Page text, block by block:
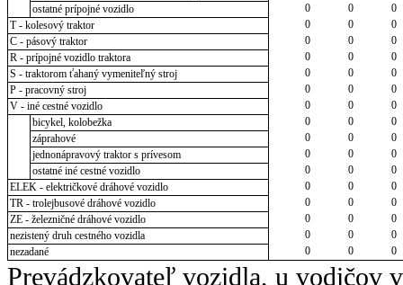
ostatné prípojné vozidlo
0 0
0
T - kolesový traktor
0 0
0
C - pásový traktor
0 0
0
R - prípojné vozidlo traktora
0 0
0
S - traktorom ťahaný vymeniteľný stroj
0 0
0
P - pracovný stroj
0 0
0
V - iné cestné vozidlo
0 0
0
bicykel, kolobežka
0 0
0
záprahové
0 0
0
jednonápravový traktor s prívesom
0 0
0
ostatné iné cestné vozidlo
0 0
0
ELEK - električkové dráhové vozidlo
0 0
0
TR - trolejbusové dráhové vozidlo
0 0
0
ZE - železničné dráhové vozidlo
0 0
0
nezistený druh cestného vozidla
0 0
0
nezadané
0 0 0
Prevádzkovateľ vozidla, u vodičov